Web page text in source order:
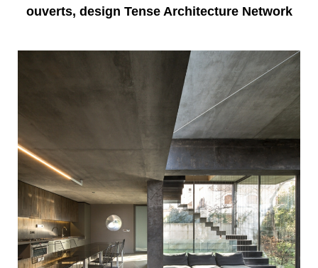
ouverts, design Tense Architecture Network